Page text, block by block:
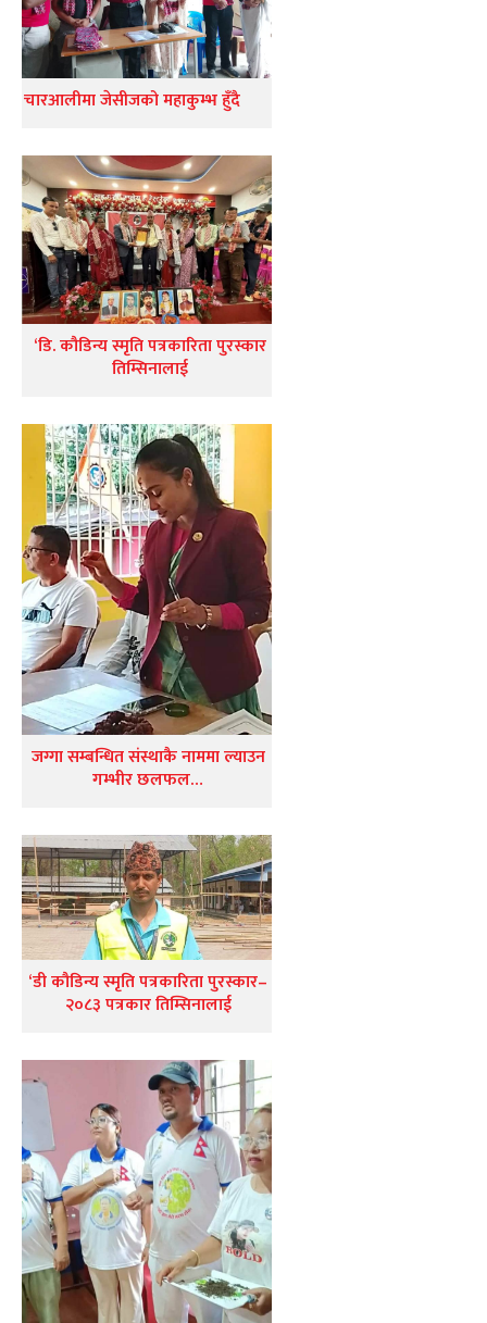
चारआलीमा जेसीजको महाकुम्भ हुँदै
‘डि. कौडिन्य स्मृति पत्रकारिता पुरस्कार
तिम्सिनालाई
जग्गा सम्बन्धित संस्थाकै नाममा ल्याउन
गम्भीर छलफल…
‘डी कौडिन्य स्मृति पत्रकारिता पुरस्कार–
२०८३ पत्रकार तिम्सिनालाई